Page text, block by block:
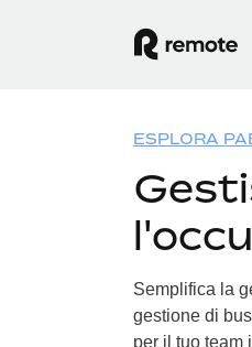
ESPLORA
Semplifica la
gestione di
per il tuo team